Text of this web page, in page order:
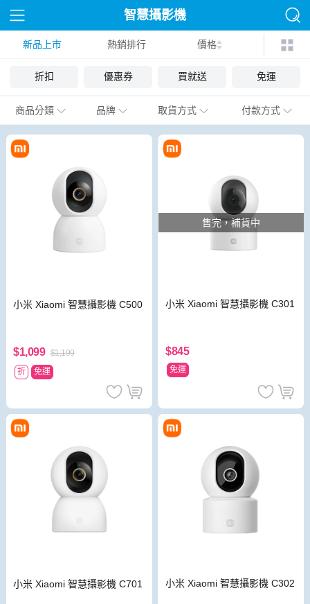
智慧攝影機
新品上市 熱銷排行 價格
折扣 優惠券 買就送 免運
商品分類 品牌 取貨方式 付款方式
小米 Xiaomi 智慧攝影機 C500
$1,099 $1,199
折
免運
售完，補貨中
小米 Xiaomi 智慧攝影機 C301
$845
免運
小米 Xiaomi 智慧攝影機 C701 小米 Xiaomi 智慧攝影機 C302